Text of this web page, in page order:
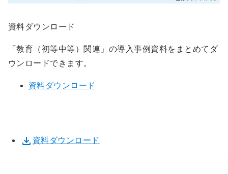
資料ダウンロード
「教育（初等中等）関連」の導入事例資料をまとめてダ
ウンロードできます。
資料ダウンロード
資料ダウンロード